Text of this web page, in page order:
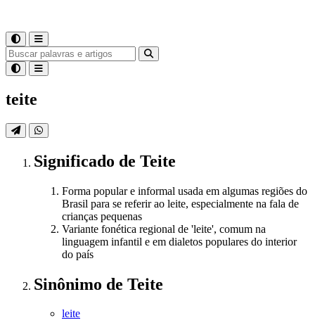
teite
Significado de Teite
Forma popular e informal usada em algumas regiões do
Brasil para se referir ao leite, especialmente na fala de
crianças pequenas
Variante fonética regional de 'leite', comum na
linguagem infantil e em dialetos populares do interior
do país
Sinônimo de Teite
leite